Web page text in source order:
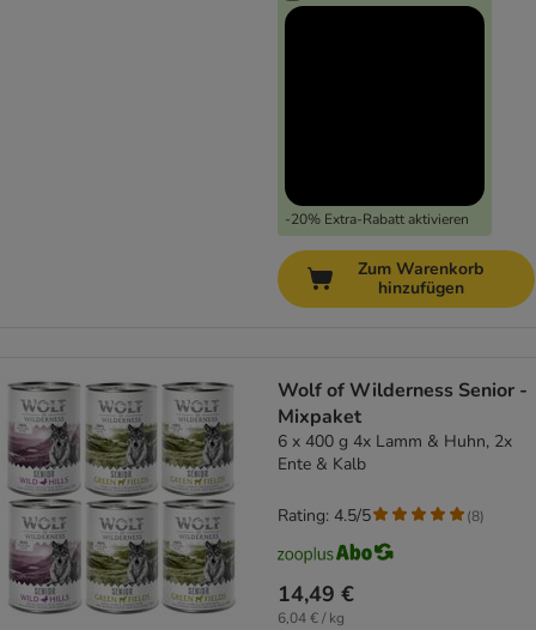
-20% Extra-Rabatt aktivieren
Zum Warenkorb
hinzufügen
Wolf of Wilderness Senior -
Mixpaket
6 x 400 g 4x Lamm & Huhn, 2x
Ente & Kalb
14,49 €
6,04 € / kg
Rating: 4.5/5 (8)